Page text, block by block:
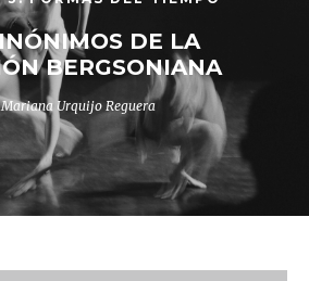
DE LA
BERGSONIANA
Mariana Urquijo Reguera